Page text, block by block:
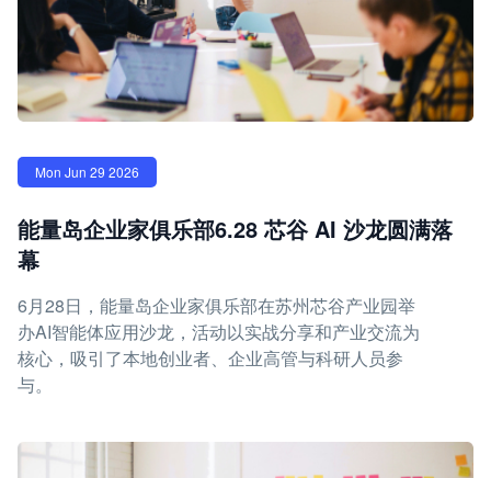
Mon Jun 29 2026
能量岛企业家俱乐部6.28 芯谷 AI 沙龙圆满落
幕
6月28日，能量岛企业家俱乐部在苏州芯谷产业园举
办AI智能体应用沙龙，活动以实战分享和产业交流为
核心，吸引了本地创业者、企业高管与科研人员参
与。